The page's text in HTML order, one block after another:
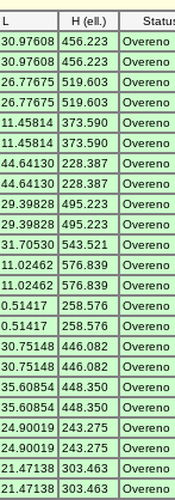
L H (ell.)
30.97608 456.223
Overeno
30.97608 456.223
Overeno
26.77675 519.603
Overeno
26.77675 519.603
Overeno
11.45814 373.590
Overeno
11.45814 373.590
Overeno
44.64130 228.387
Overeno
44.64130 228.387
Overeno
29.39828 495.223
Overeno
29.39828 495.223
Overeno
31.70530 543.521
Overeno
11.02462 576.839
Overeno
11.02462 576.839
Overeno
0.51417 258.576
Overeno
0.51417 258.576
Overeno
30.75148 446.082
Overeno
30.75148 446.082
Overeno
35.60854 448.350
Overeno
35.60854 448.350
Overeno
24.90019 243.275
Overeno
24.90019 243.275
Overeno
21.47138 303.463
Overeno
21.47138 303.463
Overeno